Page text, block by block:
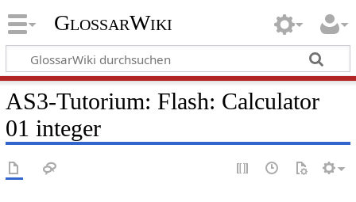
GlossarWiki
AS3-Tutorium: Flash: Calculator
01 integer